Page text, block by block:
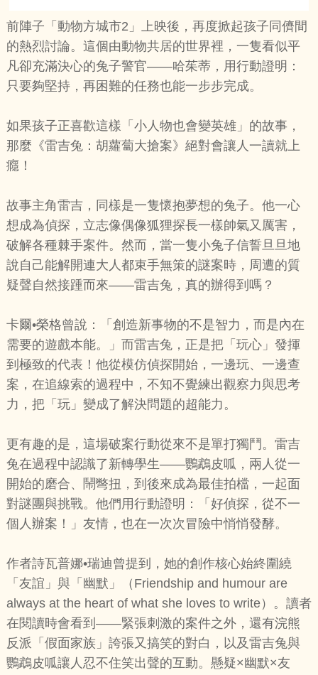
前陣子「動物方城市2」上映後，再度掀起孩子同儕間
的熱烈討論。這個由動物共居的世界裡，一隻看似平
凡卻充滿決心的兔子警官——哈茱蒂，用行動證明：
只要夠堅持，再困難的任務也能一步步完成。
如果孩子正喜歡這樣「小人物也會變英雄」的故事，
那麼《雷吉兔：胡蘿蔔大搶案》絕對會讓人一讀就上
癮！
故事主角雷吉，同樣是一隻懷抱夢想的兔子。他一心
想成為偵探，立志像偶像狐狸探長一樣帥氣又厲害，
破解各種棘手案件。然而，當一隻小兔子信誓旦旦地
說自己能解開連大人都束手無策的謎案時，周遭的質
疑聲自然接踵而來——雷吉兔，真的辦得到嗎？
卡爾•榮格曾說：「創造新事物的不是智力，而是內在
需要的遊戲本能。」而雷吉兔，正是把「玩心」發揮
到極致的代表！他從模仿偵探開始，一邊玩、一邊查
案，在追線索的過程中，不知不覺練出觀察力與思考
力，把「玩」變成了解決問題的超能力。
更有趣的是，這場破案行動從來不是單打獨鬥。雷吉
兔在過程中認識了新轉學生——鸚鵡皮呱，兩人從一
開始的磨合、鬧彆扭，到後來成為最佳拍檔，一起面
對謎團與挑戰。他們用行動證明：「好偵探，從不一
個人辦案！」友情，也在一次次冒險中悄悄發酵。
作者詩瓦普娜•瑞迪曾提到，她的創作核心始終圍繞
「友誼」與「幽默」（Friendship and humour are
always at the heart of what she loves to write）。讀者
在閱讀時會看到——緊張刺激的案件之外，還有浣熊
反派「假面家族」誇張又搞笑的對白，以及雷吉兔與
鸚鵡皮呱讓人忍不住笑出聲的互動。懸疑×幽默×友